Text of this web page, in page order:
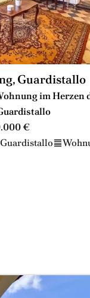
Guardistallo
im Herzen
€
Guardistallo